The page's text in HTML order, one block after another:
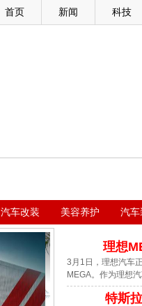
首页 新闻 科技
汽车改装 美容养护 汽车
理想
3月1日，理想汽车
MEGA。作为理想
特斯